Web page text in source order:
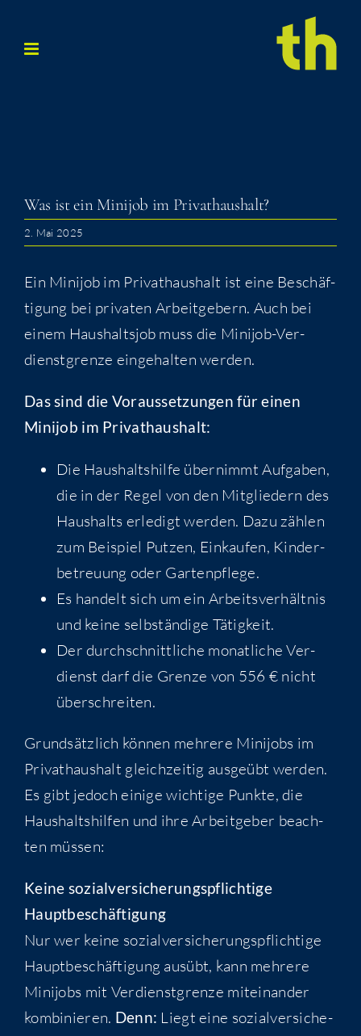
Inhalt
Was ist ein Mini­job im Privathaushalt?
2. Mai 2025
Ein Mini­job im Pri­vat­haus­halt ist eine Beschäf­
ti­gung bei pri­va­ten Arbeit­ge­bern. Auch bei
einem Haus­halts­job muss die Mini­job-Ver­
dienst­gren­ze ein­ge­hal­ten werden.
Das sind die Vor­aus­set­zun­gen für einen
Mini­job im Privathaushalt:
Die Haus­halts­hil­fe über­nimmt Auf­ga­ben,
die in der Regel von den Mit­glie­dern des
Haus­halts erle­digt wer­den. Dazu zäh­len
zum Bei­spiel Put­zen, Ein­kau­fen, Kin­der­
be­treu­ung oder Gartenpflege.
Es han­delt sich um ein Arbeits­ver­hält­nis
und kei­ne selb­stän­di­ge Tätigkeit.
Der durch­schnitt­li­che monat­li­che Ver­
dienst darf die Gren­ze von 556 € nicht
überschreiten.
Grund­sätz­lich kön­nen meh­re­re Mini­jobs im
Pri­vat­haus­halt gleich­zei­tig aus­ge­übt wer­den.
Es gibt jedoch eini­ge wich­ti­ge Punk­te, die
Haus­halts­hil­fen und ihre Arbeit­ge­ber beach­
ten müssen:
Kei­ne sozi­al­ver­si­che­rungs­pflich­ti­ge
Hauptbeschäftigung
Nur wer kei­ne sozi­al­ver­si­che­rungs­pflich­ti­ge
Haupt­be­schäf­ti­gung aus­übt, kann meh­re­re
Mini­jobs mit Ver­dienst­gren­ze mit­ein­an­der
kom­bi­nie­ren. Denn: Liegt eine sozi­al­ver­si­che­